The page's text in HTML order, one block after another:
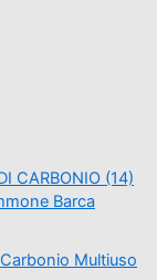
CARBONIO (14)
Barca
Multiuso